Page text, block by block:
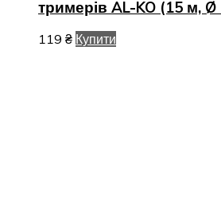
тримерів AL-KO (15 м,
119 ₴ Купити